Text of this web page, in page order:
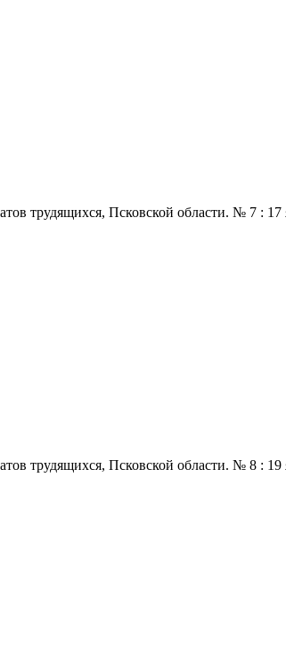
трудящихся, Псковской области. № 7 : 17
трудящихся, Псковской области. № 8 : 19